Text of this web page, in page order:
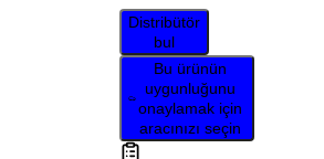
Distribütör
bul
Bu ürünün
uygunluğunu
onaylamak için
aracınızı seçin